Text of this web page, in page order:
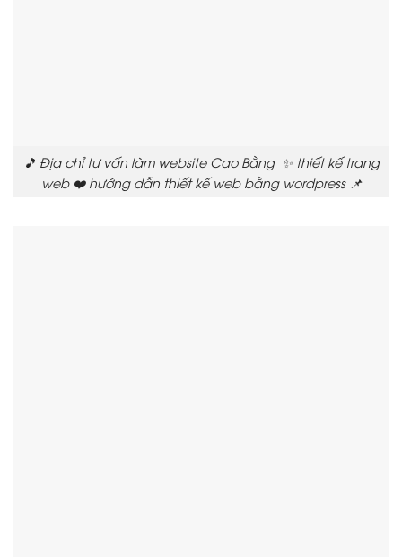
🎵 Địa chỉ tư vấn làm website Cao Bằng ✨ thiết kế trang
web ❤️ hướng dẫn thiết kế web bằng wordpress 📌